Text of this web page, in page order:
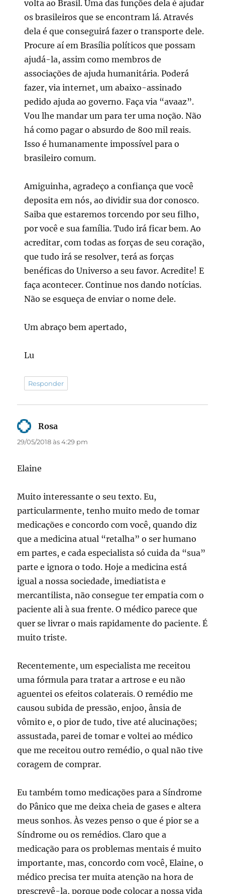
volta ao Brasil. Uma das funções dela é ajudar
os brasileiros que se encontram lá. Através
dela é que conseguirá fazer o transporte dele.
Procure aí em Brasília políticos que possam
ajudá-la, assim como membros de
associações de ajuda humanitária. Poderá
fazer, via internet, um abaixo-assinado
pedido ajuda ao governo. Faça via “avaaz”.
Vou lhe mandar um para ter uma noção. Não
há como pagar o absurdo de 800 mil reais.
Isso é humanamente impossível para o
brasileiro comum.
Amiguinha, agradeço a confiança que você
deposita em nós, ao dividir sua dor conosco.
Saiba que estaremos torcendo por seu filho,
por você e sua família. Tudo irá ficar bem. Ao
acreditar, com todas as forças de seu coração,
que tudo irá se resolver, terá as forças
benéficas do Universo a seu favor. Acredite! E
faça acontecer. Continue nos dando notícias.
Não se esqueça de enviar o nome dele.
Um abraço bem apertado,
Lu
Responder
Rosa
29/05/2018 às 4:29 pm
Elaine
Muito interessante o seu texto. Eu,
particularmente, tenho muito medo de tomar
medicações e concordo com você, quando diz
que a medicina atual “retalha” o ser humano
em partes, e cada especialista só cuida da “sua”
parte e ignora o todo. Hoje a medicina está
igual a nossa sociedade, imediatista e
mercantilista, não consegue ter empatia com o
paciente ali à sua frente. O médico parece que
quer se livrar o mais rapidamente do paciente. É
muito triste.
Recentemente, um especialista me receitou
uma fórmula para tratar a artrose e eu não
aguentei os efeitos colaterais. O remédio me
causou subida de pressão, enjoo, ânsia de
vômito e, o pior de tudo, tive até alucinações;
assustada, parei de tomar e voltei ao médico
que me receitou outro remédio, o qual não tive
coragem de comprar.
Eu também tomo medicações para a Síndrome
do Pânico que me deixa cheia de gases e altera
meus sonhos. Às vezes penso o que é pior se a
Síndrome ou os remédios. Claro que a
medicação para os problemas mentais é muito
importante, mas, concordo com você, Elaine, o
médico precisa ter muita atenção na hora de
prescrevê-la, porque pode colocar a nossa vida